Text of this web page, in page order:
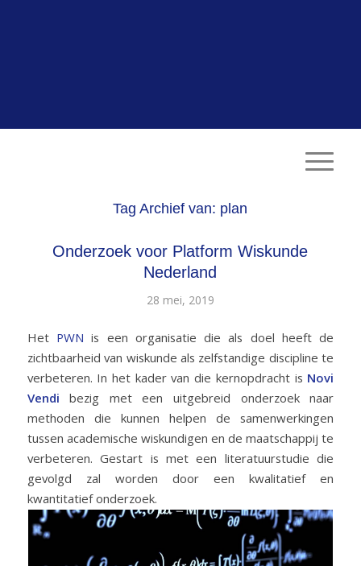
Tag Archief van: plan
Onderzoek voor Platform Wiskunde
Nederland
28 mei, 2019
Het PWN is een organisatie die als doel heeft de
zichtbaarheid van wiskunde als zelfstandige discipline te
verbeteren. In het kader van die kernopdracht is Novi
Vendi bezig met een uitgebreid onderzoek naar
methoden die kunnen helpen de samenwerkingen
tussen academische wiskundigen en de maatschappij te
verbeteren. Gestart is met een literatuurstudie die
gevolgd zal worden door een kwalitatief en
kwantitatief onderzoek.